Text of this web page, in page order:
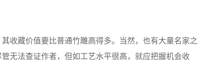
藏价值要比普通竹雕高得多。当然，也有大量名家之
无法查证作者，但如工艺水平很高，就应把握机会收